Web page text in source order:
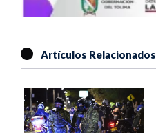
Artículos Relacionados